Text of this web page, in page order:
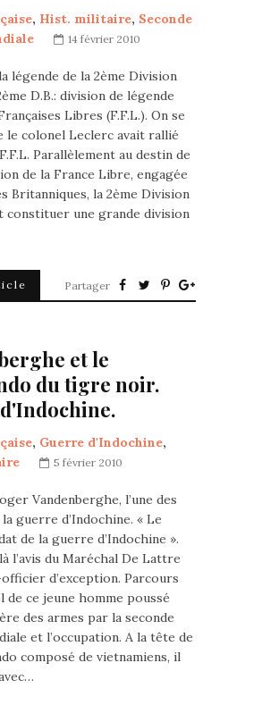
, Hist. militaire, Seconde
14 février 2010
légende de la 2ème Division
D.B.: division de légende
Libres (F.F.L.). On se
le colonel Leclerc avait rallié
Parallèlement au destin de
de la France Libre, engagée
Britanniques, la 2ème Division
constituer une grande division
Partager
et le
du tigre noir.
, Guerre d'Indochine,
5 février 2010
Vandenberghe, l’une des
guerre d’Indochine. « Le
de la guerre d’Indochine ».
l’avis du Maréchal De Lattre
d’exception. Parcours
de ce jeune homme poussé
des armes par la seconde
et l’occupation. A la tête de
composé de vietnamiens, il